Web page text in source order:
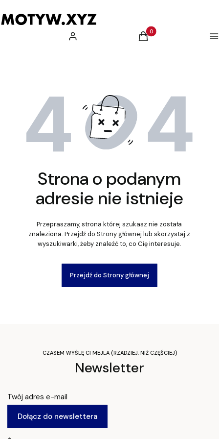
Zaloguj się Produkty w koszyku: 0.
Koszyk
Strona o podanym
adresie nie istnieje
Przepraszamy, strona której szukasz nie została
znaleziona. Przejdź do Strony głównej lub skorzystaj z
wyszukiwarki, żeby znaleźć to, co Cię interesuje.
Przejdź do Strony głównej
CZASEM WYŚLĘ CI MEJLA (RZADZIEJ, NIŻ CZĘŚCIEJ)
Newsletter
Twój adres e-mail
Dołącz do newslettera